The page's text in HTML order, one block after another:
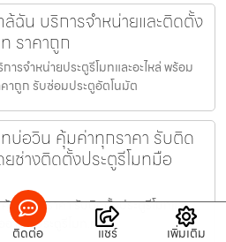
ฉัน บริการจำหน่ายและติดตั้ง
ราคาถูก
รจำหน่ายประตูรีโมทและอะไหล่ พร้อม
าถูก รับซ่อมประตูอัตโนมัต
ทบ่อวิน คุ้มค่าทุกราคา รับติด
ยช่างติดตั้งประตูรีโมทมือ
มค่าทุกราคา รับติดตั้งประตูรีโมทและ
อาชีพ ประตูรีโมท.net
ติดต่อ แชร์ เพิ่มเติม